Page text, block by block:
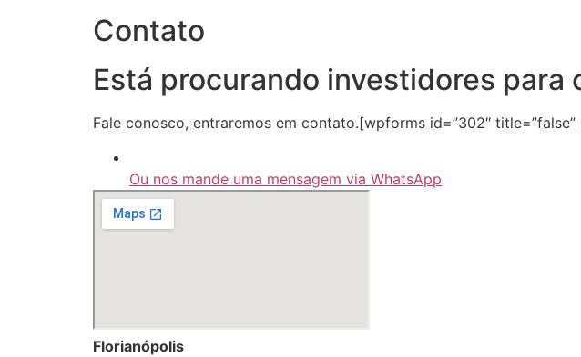
Contato
Está procurando investidores para
Fale conosco, entraremos em contato.[wpforms id=”302″ title=”false”
Ou nos mande uma mensagem via WhatsApp
Florianópolis